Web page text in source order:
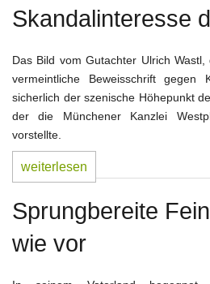
Skandalinteresse
Das Bild vom Gutachter Ulrich
vermeintliche Beweisschrift gegen
sicherlich der szenische Höhepunkt
der die Münchener Kanzlei
vorstellte.
weiterlesen
Sprungbereite
wie vor